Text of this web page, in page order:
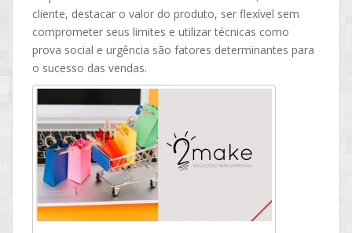
cliente, destacar o valor do produto, ser flexível sem
comprometer seus limites e utilizar técnicas como
prova social e urgência são fatores determinantes para
o sucesso das vendas.